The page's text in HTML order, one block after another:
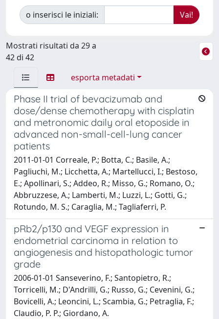
o inserisci le iniziali:
Mostrati risultati da 29 a
42 di 42
esporta metadati
Phase II trial of bevacizumab and
dose/dense chemotherapy with cisplatin
and metronomic daily oral etoposide in
advanced non-small-cell-lung cancer
patients
2011-01-01 Correale, P.; Botta, C.; Basile, A.;
Pagliuchi, M.; Licchetta, A.; Martellucci, I.; Bestoso,
E.; Apollinari, S.; Addeo, R.; Misso, G.; Romano, O.;
Abbruzzese, A.; Lamberti, M.; Luzzi, L.; Gotti, G.;
Rotundo, M. S.; Caraglia, M.; Tagliaferri, P.
pRb2/p130 and VEGF expression in
endometrial carcinoma in relation to
angiogenesis and histopathologic tumor
grade
2006-01-01 Sanseverino, F.; Santopietro, R.;
Torricelli, M.; D'Andrilli, G.; Russo, G.; Cevenini, G.;
Bovicelli, A.; Leoncini, L.; Scambia, G.; Petraglia, F.;
Claudio, P. P.; Giordano, A.